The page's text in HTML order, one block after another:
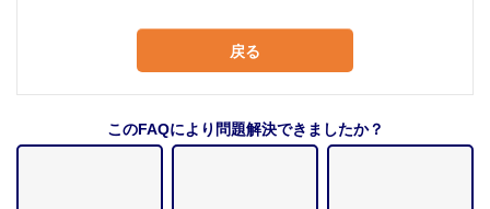
戻る
このFAQにより問題解決できましたか？